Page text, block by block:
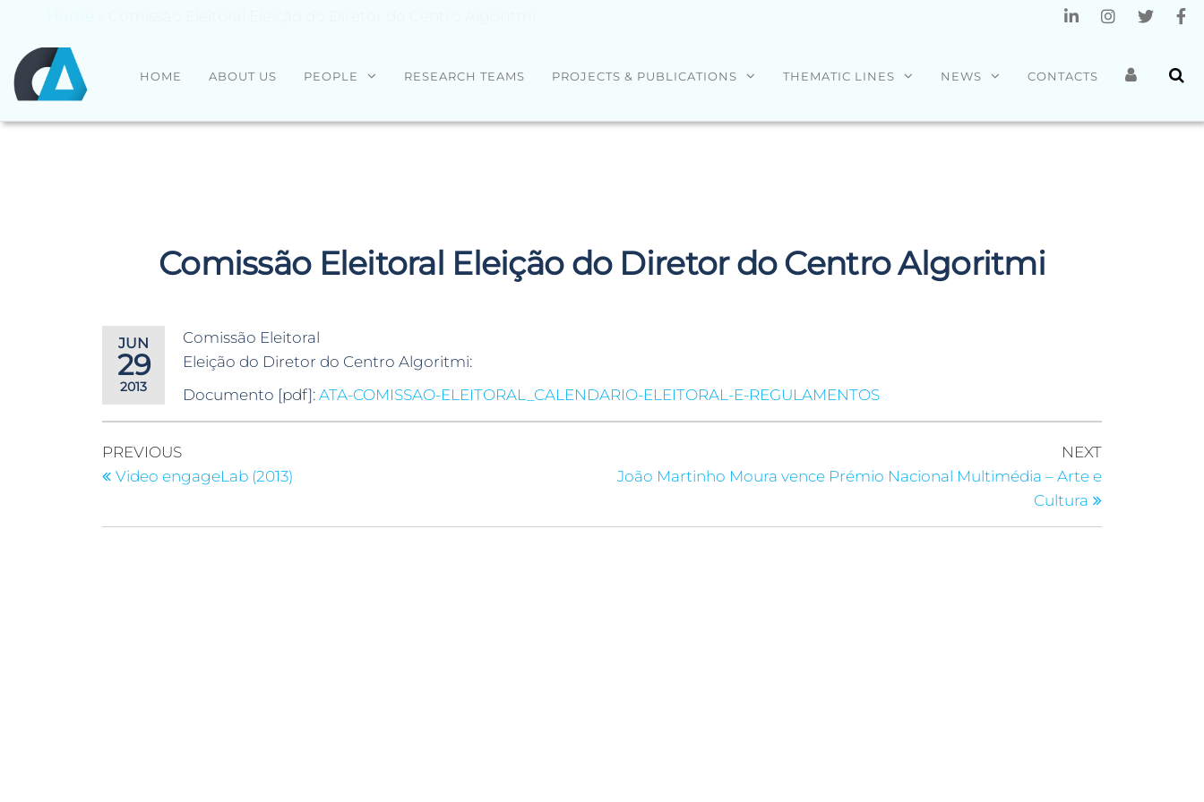
CENTRO
Universidade
HOME ABOUT US PEOPLE RESEARCH TEAMS PROJECTS & PUBLICATIONS THEMATIC LINES NEWS CONTACTS
Comissão Eleitoral Eleição do Diretor do Centro Algoritmi
JUN
29
2013
Comissão Eleitoral
Eleição do Diretor do Centro Algoritmi:
Documento [pdf]: ATA-COMISSAO-ELEITORAL_CALENDARIO-ELEITORAL-E-REGULAMENTOS
PREVIOUS
Video engageLab (2013)
NEXT
João Martinho Moura vence Prémio Nacional Multimédia – Arte e
Cultura